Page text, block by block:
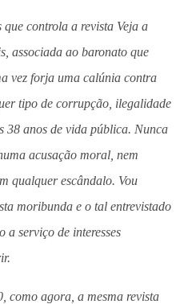
controla a revista Veja a
associada ao baronato que
vez forja uma calúnia contra
tipo de corrupção, ilegalidade
38 anos de vida pública. Nunca
acusação moral, nem
qualquer escândalo. Vou
moribunda e o tal entrevistado
a serviço de interesses
como agora, a mesma revista